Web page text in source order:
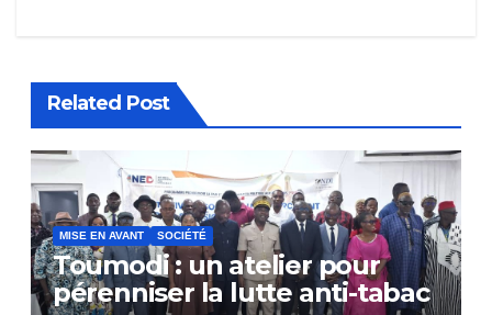
Related Post
MISE EN AVANT SOCIÉTÉ
Toumodi : un atelier pour
pérenniser la lutte anti-tabac